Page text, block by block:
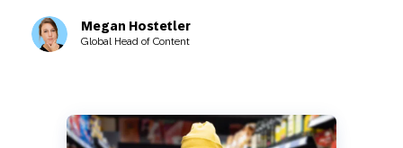
Megan Hostetler
Global Head of Content